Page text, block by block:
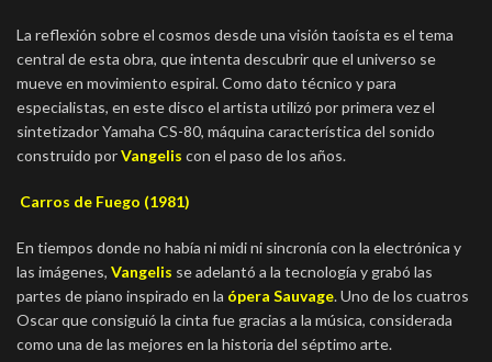
La reflexión sobre el cosmos desde una visión taoísta es el tema
central de esta obra, que intenta descubrir que el universo se
mueve en movimiento espiral. Como dato técnico y para
especialistas, en este disco el artista utilizó por primera vez el
sintetizador Yamaha CS-80, máquina característica del sonido
construido porVangelis con el paso de los años.
Carros de Fuego (1981)
En tiempos donde no había ni midi ni sincronía con la electrónica y
las imágenes, Vangelis se adelantó a la tecnología y grabó las
partes de piano inspirado en la ópera Sauvage. Uno de los cuatros
Oscar que consiguió la cinta fue gracias a la música, considerada
como una de las mejores en la historia del séptimo arte.